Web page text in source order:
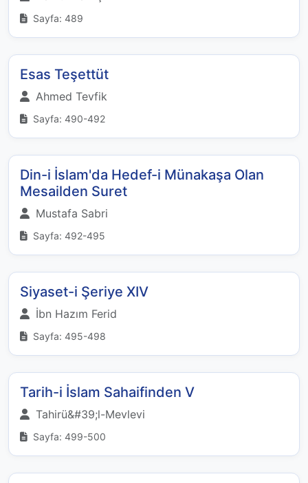
Sayfa: 489
Esas Teşettüt
Ahmed Tevfik
Sayfa: 490-492
Din-i İslam'da Hedef-i Münakaşa Olan
Mesailden Suret
Mustafa Sabri
Sayfa: 492-495
Siyaset-i Şeriye XIV
İbn Hazım Ferid
Sayfa: 495-498
Tarih-i İslam Sahaifinden V
Tahirü&#39;l-Mevlevi
Sayfa: 499-500